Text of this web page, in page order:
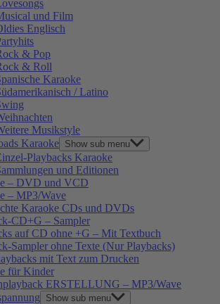
und Film
Englisch
& Pop
& Roll
Karaoke
/ Latino
Musikstyle
Karaoke
Show sub menu
Playbacks Karaoke
und Editionen
– DVD und VCD
– MP3/Wave
Karaoke CDs und DVDs
CD+G – Sampler
auf CD ohne +G – Mit Textbuch
Sampler ohne Texte (Nur Playbacks)
mit Text zum Drucken
für Kinder
ERSTELLUNG – MP3/Wave
Show sub menu